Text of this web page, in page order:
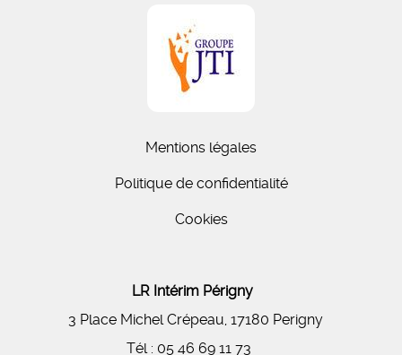
Mentions légales
Politique de confidentialité
Cookies
LR Intérim Périgny
3 Place Michel Crépeau, 17180 Perigny
Tél : 05 46 69 11 73